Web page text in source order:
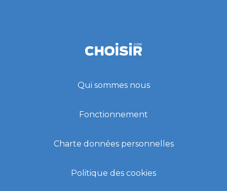
Qui sommes nous
Fonctionnement
Charte données personnelles
Politique des cookies